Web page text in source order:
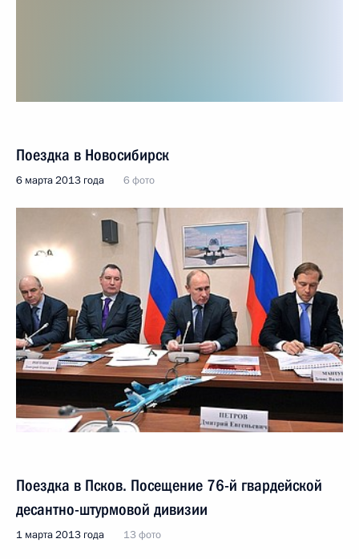
Поездка в Новосибирск
6 марта 2013 года 6 фото
Поездка в Псков. Посещение 76-й гвардейской
десантно-штурмовой дивизии
1 марта 2013 года 13 фото